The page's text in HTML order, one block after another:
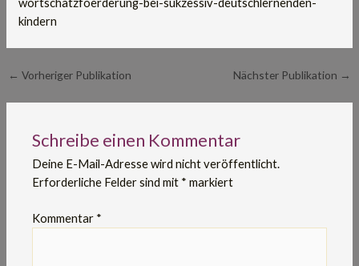
kindern
← Vorheriger Publikation Nächster Publikation →
Schreibe einen Kommentar
Deine E-Mail-Adresse wird nicht veröffentlicht.
Erforderliche Felder sind mit * markiert
Kommentar *